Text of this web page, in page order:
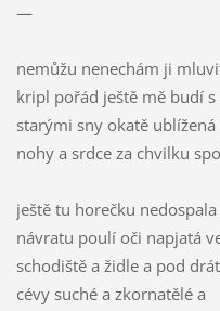
—
nemůžu nenechám ji
kripl pořád ještě mě budí
starými sny okatě
nohy a srdce za chvilku
ještě tu horečku
návratu poulí oči napjatá
schodiště a židle a pod
cévy suché a zkornatělé a